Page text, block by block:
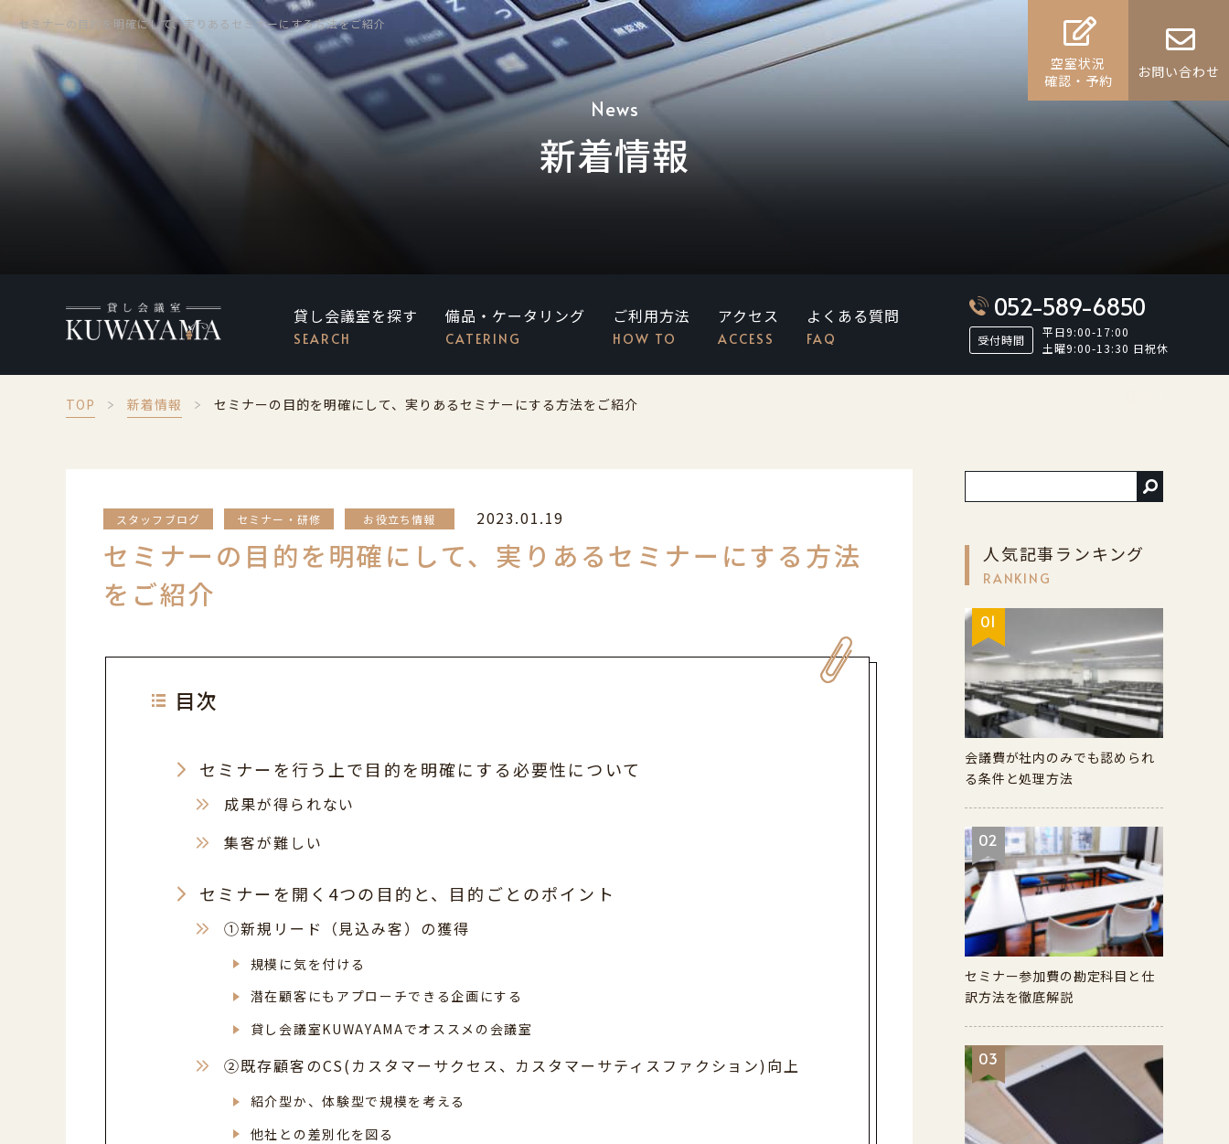
空室状況
確認・予約
お問い合わせ
セミナーの目的を明確にして、実りあるセミナーにする方法をご紹介
News
新着情報
貸し会議室を探す
SEARCH
備品・ケータリング
CATERING
ご利用方法
HOW TO
アクセス
ACCESS
よくある質問
FAQ
052-589-6850
受付時間
平日9:00-17:00
土曜9:00-13:30 日祝休
TOP 新着情報 セミナーの目的を明確にして、実りあるセミナーにする方法をご紹介
スタッフブログ セミナー・研修 お役立ち情報 2023.01.19
セミナーの目的を明確にして、実りあるセミナーにする方法
をご紹介
目次
セミナーを行う上で目的を明確にする必要性について
成果が得られない
集客が難しい
セミナーを開く4つの目的と、目的ごとのポイント
①新規リード（見込み客）の獲得
規模に気を付ける
潜在顧客にもアプローチできる企画にする
貸し会議室KUWAYAMAでオススメの会議室
②既存顧客のCS(カスタマーサクセス、カスタマーサティスファクション)向上
紹介型か、体験型で規模を考える
他社との差別化を図る
人気記事ランキング
RANKING
01
会議費が社内のみでも認められ
る条件と処理方法
02
セミナー参加費の勘定科目と仕
訳方法を徹底解説
03